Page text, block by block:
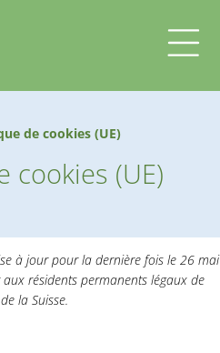
de cookies (UE)
cookies (UE)
à jour pour la dernière fois le 26 mai
résidents permanents légaux de
la Suisse.